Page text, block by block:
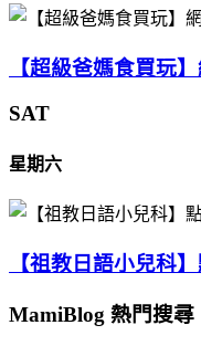
【超級爸媽食買玩
SAT
星期六
【祖教日語小兒科
MamiBlog 熱門搜尋